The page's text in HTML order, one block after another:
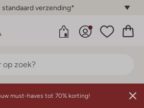
standaard verzending*
must-haves tot 70% korting!